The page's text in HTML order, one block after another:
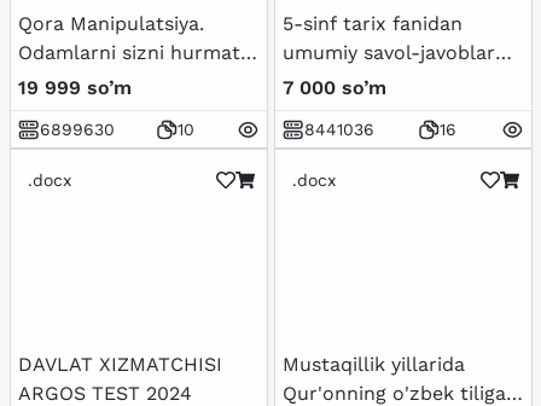
Qora Manipulatsiya.
Odamlarni sizni hurmat
qilishga majburlang
19 999 so’m
6899630 10
5-sinf tarix fanidan
umumiy savol-javoblar
to'plami
7 000 so’m
8441036 16
.docx
DAVLAT XIZMATCHISI
ARGOS TEST 2024
.docx
Mustaqillik yillarida
Qur'onning o'zbek tiliga